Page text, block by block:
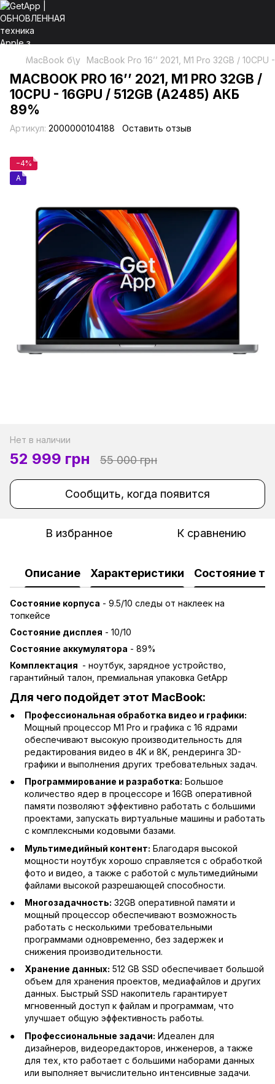
MacBook б\у MacBook Pro 16’’ 2021, M1 Pro 32GB /
MACBOOK PRO 16’’ 2021, M1 PRO 32GB /
10CPU - 16GPU / 512GB (А2485) АКБ
89%
Артикул: 2000000104188 Оставить отзыв
−4%
A
Нет в наличии
52 999 грн 55 000 грн
Сообщить, когда появится
В избранное К сравнению
Описание Характеристики Состояние
Состояние корпуса - 9.5/10 следы от наклеек на
топкейсе
Состояние дисплея - 10/10
Состояние аккумулятора - 89%
Комплектация - ноутбук, зарядное устройство,
гарантийный талон, премиальная упаковка GetApp
Для чего подойдет этот MacBook:
Профессиональная обработка видео и графики:
Мощный процессор M1 Pro и графика с 16 ядрами
обеспечивают высокую производительность для
редактирования видео в 4K и 8K, рендеринга 3D-
графики и выполнения других требовательных задач.
Программирование и разработка: Большое
количество ядер в процессоре и 16GB оперативной
памяти позволяют эффективно работать с большими
проектами, запускать виртуальные машины и работать
с комплексными кодовыми базами.
Мультимедийный контент: Благодаря высокой
мощности ноутбук хорошо справляется с обработкой
фото и видео, а также с работой с мультимедийными
файлами высокой разрешающей способности.
Многозадачность: 32GB оперативной памяти и
мощный процессор обеспечивают возможность
работать с несколькими требовательными
программами одновременно, без задержек и
снижения производительности.
Хранение данных: 512 GB SSD обеспечивает большой
объем для хранения проектов, медиафайлов и других
данных. Быстрый SSD накопитель гарантирует
мгновенный доступ к файлам и программам, что
улучшает общую эффективность работы.
Профессиональные задачи: Идеален для
дизайнеров, видеоредакторов, инженеров, а также
для тех, кто работает с большими наборами данных
или выполняет вычислительно интенсивные задачи.